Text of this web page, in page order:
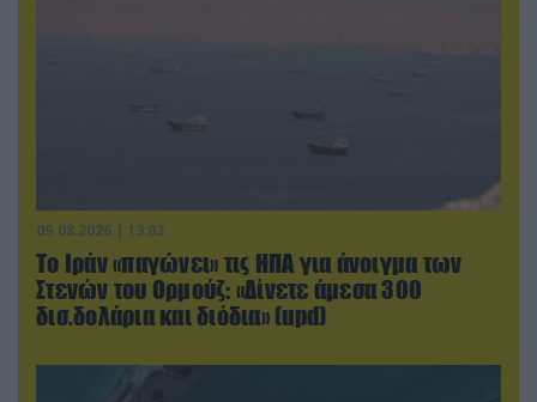
09.08.2026 | 13:02
Το Ιράν «παγώνει» τις ΗΠΑ για άνοιγμα των
Στενών του Ορμούζ: «Δίνετε άμεσα 300
δισ.δολάρια και διόδια» (upd)